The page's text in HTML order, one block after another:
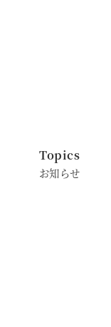
Topics
お知らせ